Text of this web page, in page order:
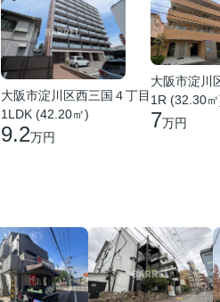
大阪市淀川区西三国４丁目
1LDK (42.20㎡)
9.2万円
大阪市淀川
1R (32.30
7万円